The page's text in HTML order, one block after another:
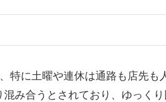
特に土曜や連休は通路も店先も
み合うとされており、ゆっくり